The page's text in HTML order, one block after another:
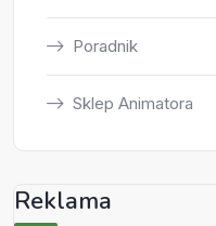
Poradnik
Sklep Animatora
Reklama